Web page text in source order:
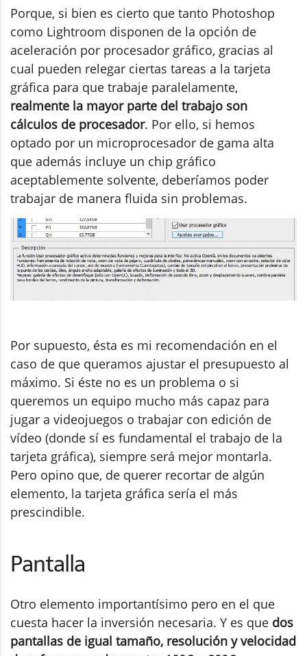
Porque, si bien es cierto que tanto Photoshop
como Lightroom disponen de la opción de
aceleración por procesador gráfico, gracias al
cual pueden relegar ciertas tareas a la tarjeta
gráfica para que trabaje paralelamente,
realmente la mayor parte del trabajo son
cálculos de procesador. Por ello, si hemos
optado por un microprocesador de gama alta
que además incluye un chip gráfico
aceptablemente solvente, deberíamos poder
trabajar de manera fluida sin problemas.
Por supuesto, ésta es mi recomendación en el
caso de que queramos ajustar el presupuesto al
máximo. Si éste no es un problema o si
queremos un equipo mucho más capaz para
jugar a videojuegos o trabajar con edición de
vídeo (donde sí es fundamental el trabajo de la
tarjeta gráfica), siempre será mejor montarla.
Pero opino que, de querer recortar de algún
elemento, la tarjeta gráfica sería el más
prescindible.
Pantalla
Otro elemento importantísimo pero en el que
cuesta hacer la inversión necesaria. Y es que dos
pantallas de igual tamaño, resolución y velocidad